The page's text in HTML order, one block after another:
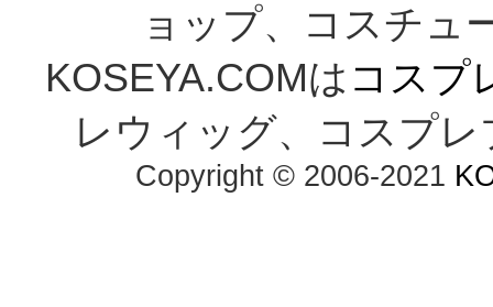
ョップ、コスチュ
KOSEYA.COMは コスプ
レウィッグ、コスプ
Copyright © 2006-2021